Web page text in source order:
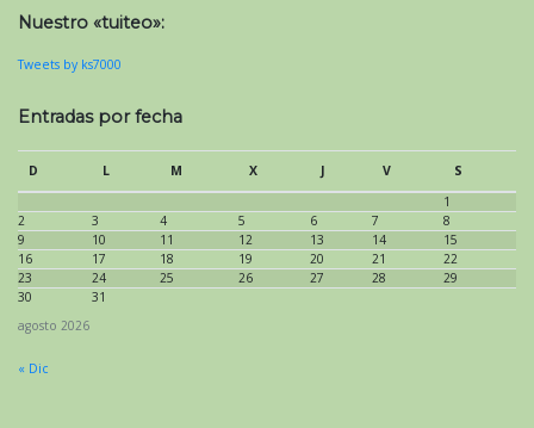
Nuestro «tuiteo»:
Tweets by ks7000
Entradas por fecha
agosto 2026
D L M X J V
S
1
2
3 4 5 6 7
8
9
10 11 12 13 14
15
16
17 18 19 20 21
22
23
24 25 26 27 28
29
30
31
« Dic